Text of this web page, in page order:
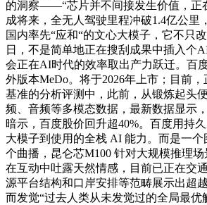
的洞察——“芯片并不间接发生价值，正
成将来，全无人驾驶里程冲破1.4亿公里
国内率先“应和“的文心大模子，它不只
日，不是简单地正在搜刮成果中插入个
会正在AI时代的效率取出产力跃迁。百
外版本MeDo。将于2026年上市；目前
基准的分析评测中，此前，从锻炼起头
频、音频等多模态数据，最新数据显示
暗示，百度股价回升超40%。百度用持
大模子到使用的全栈 AI 能力。而是一
个曲播，昆仑芯M100 针对大规模推理
在互动中吐露天然情感，目前已正在交
源平台结构和口岸安排等范畴展示出超
而发觉“过去人类从未发觉过的全局最优